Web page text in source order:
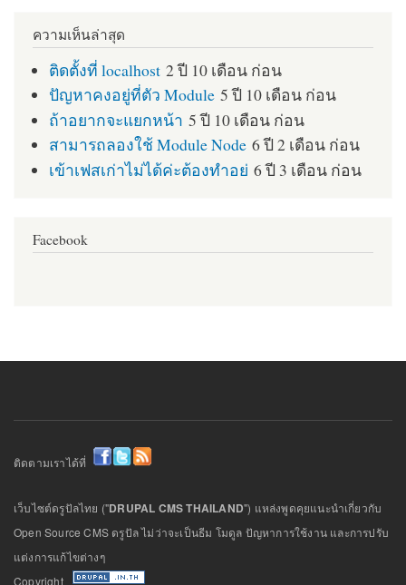
ความเห็นล่าสุด
ติดตั้งที่ localhost 2 ปี 10 เดือน ก่อน
ปัญหาคงอยู่ที่ตัว Module 5 ปี 10 เดือน ก่อน
ถ้าอยากจะแยกหน้า 5 ปี 10 เดือน ก่อน
สามารถลองใช้ Module Node 6 ปี 2 เดือน ก่อน
เข้าเฟสเก่าไม่ได้ค่ะต้องทำอย่ 6 ปี 3 เดือน ก่อน
Facebook
ติดตามเราได้ที่
เว็บไซต์ดรูปัลไทย ("DRUPAL CMS THAILAND") แหล่งพูดคุยแนะนำเกี่ยวกับ
Open Source CMS ดรูปัล ไม่ว่าจะเป็นธีม โมดูล ปัญหาการใช้งาน และการปรับ
แต่งการแก้ไขต่างๆ
Copyright